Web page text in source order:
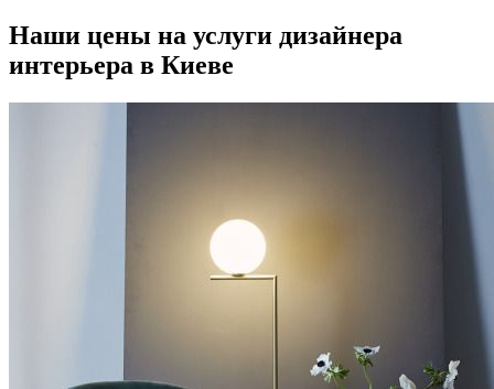
Наши цены на услуги дизайнера
интерьера в Киеве